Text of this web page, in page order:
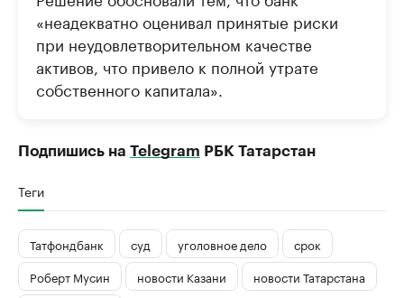
«неадекватно оценивал принятые риски
при неудовлетворительном качестве
активов, что привело к полной утрате
собственного капитала».
Подпишись на Telegram РБК Татарстан
Теги
Татфондбанк суд уголовное дело
срок
Роберт Мусин
новости Казани
новости Татарстана